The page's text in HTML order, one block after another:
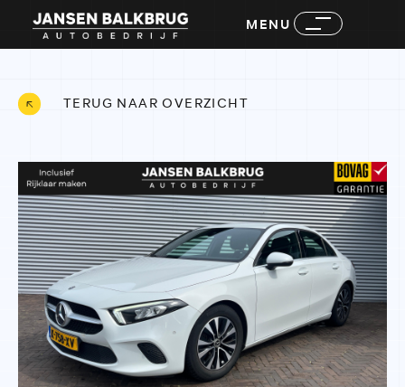
MENU
TERUG NAAR OVERZICHT